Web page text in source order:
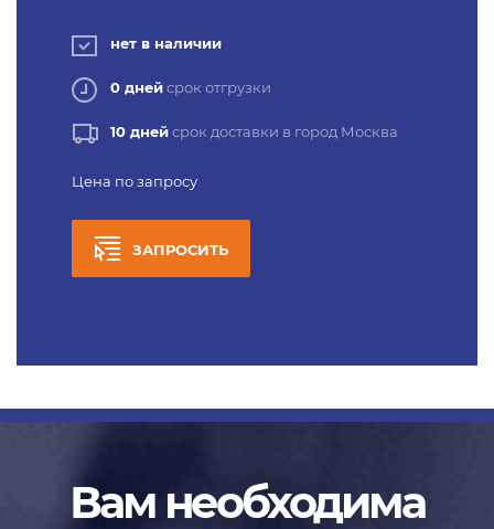
нет в наличии
0 днейсрок отгрузки
10 днейсрок доставки в город Москва
Цена по запросу
ЗАПРОСИТЬ
Вам необходима